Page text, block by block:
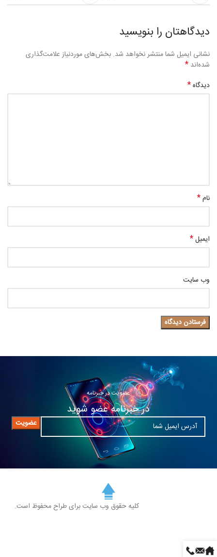
دیدگاهتان را بنویسید
نشانی ایمیل شما منتشر نخواهد شد. بخش‌های موردنیاز علامت‌گذاری
شده‌اند *
دیدگاه*
نام*
ایمیل*
وب‌ سایت
عضویت در خبرنامه
در خبرنامه عضو شوید
کلیه حقوق وب سایت برای طراح محفوظ است.